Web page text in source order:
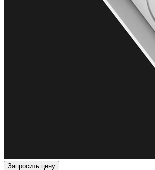
Запросить цену